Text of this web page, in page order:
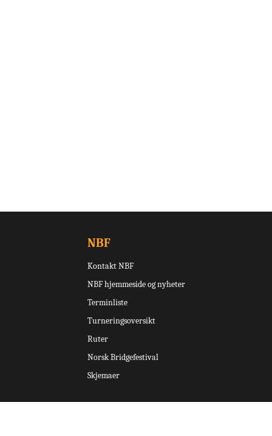
NBF
Kontakt NBF
NBF hjemmeside og nyheter
Terminliste
Turneringsoversikt
Ruter
Norsk Bridgefestival
Skjemaer